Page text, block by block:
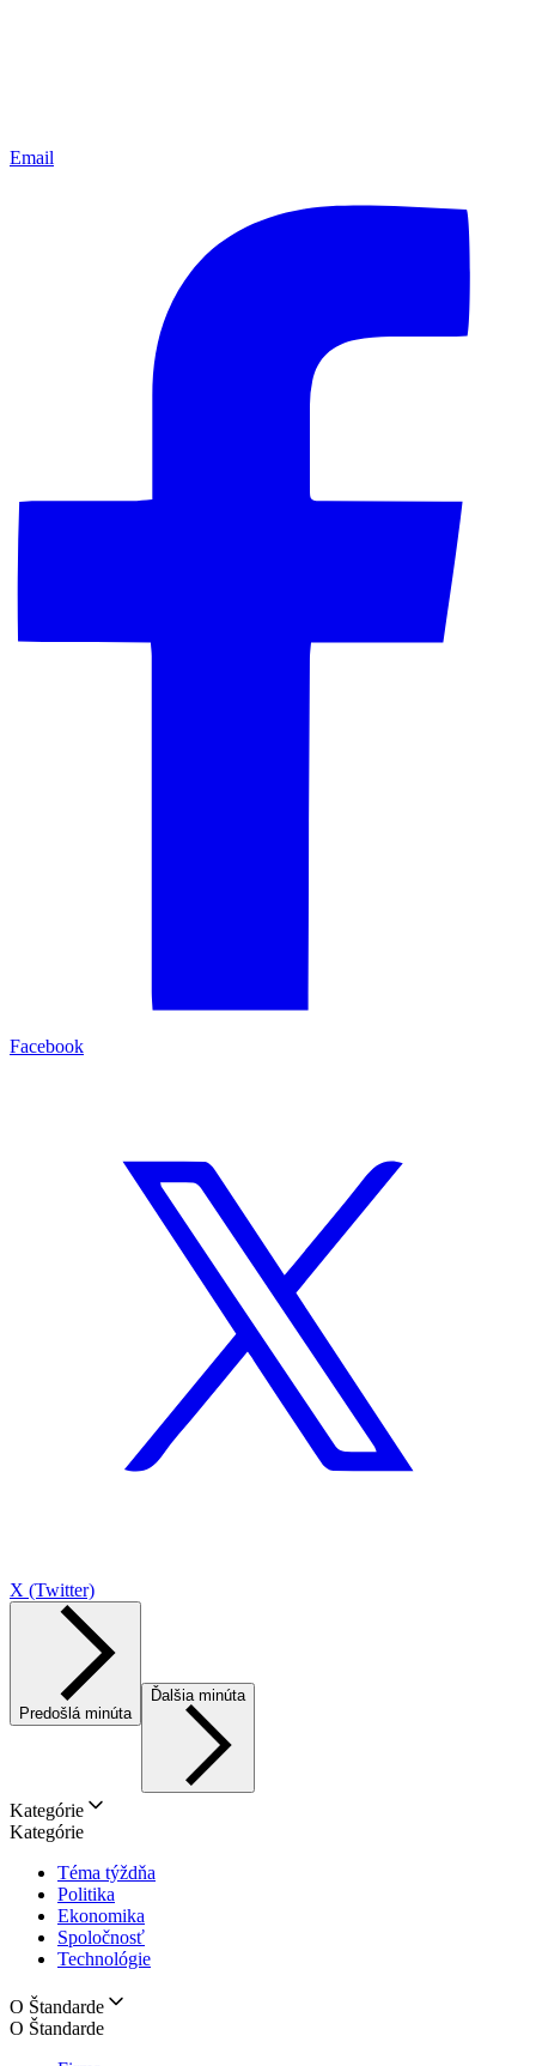
Email
Facebook
X (Twitter)
Predošlá minúta
Ďalšia minúta
Kategórie
Kategórie
Téma týždňa
Politika
Ekonomika
Spoločnosť
Technológie
O Štandarde
O Štandarde